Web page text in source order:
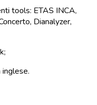
tools: ETAS INCA,
Dianalyzer,
inglese.